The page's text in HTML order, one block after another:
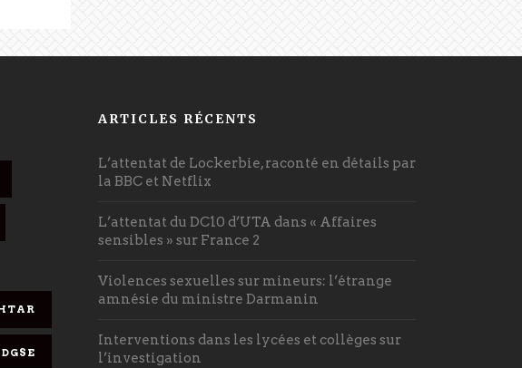
DGSE
ARTICLES RÉCENTS
L’attentat de Lockerbie, raconté en détails par
la BBC et Netflix
L’attentat du DC10 d’UTA dans « Affaires
sensibles » sur France 2
Violences sexuelles sur mineurs: l’étrange
amnésie du ministre Darmanin
Interventions dans les lycées et collèges sur
l’investigation